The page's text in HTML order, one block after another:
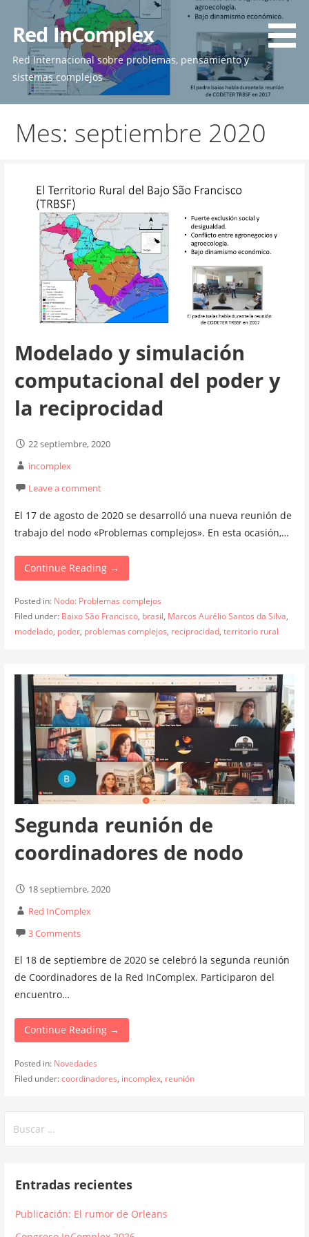
content
Red InComplex
Red Internacional sobre problemas, pensamiento y
sistemas complejos
Mes: septiembre 2020
Modelado y simulación
computacional del poder y
la reciprocidad
22 septiembre, 2020
incomplex
Leave a comment
El 17 de agosto de 2020 se desarrolló una nueva reunión de
trabajo del nodo «Problemas complejos». En esta ocasión,…
Continue Reading →
Posted in: Nodo: Problemas complejos
Filed under: Baixo São Francisco, brasil, Marcos Aurélio Santos da Silva,
modelado, poder, problemas complejos, reciprocidad, territorio rural
Segunda reunión de
coordinadores de nodo
18 septiembre, 2020
Red InComplex
3 Comments
El 18 de septiembre de 2020 se celebró la segunda reunión
de Coordinadores de la Red InComplex. Participaron del
encuentro…
Continue Reading →
Posted in: Novedades
Filed under:coordinadores, incomplex, reunión
Entradas recientes
Publicación: El rumor de Orleans